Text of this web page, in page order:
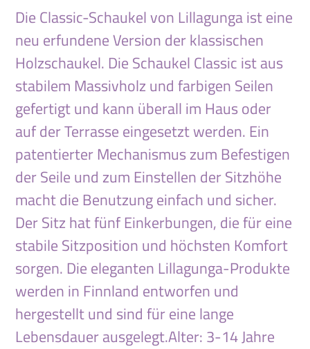
zum
Warenkorb
Die Classic-Schaukel von Lillagunga ist eine
neu erfundene Version der klassischen
Holzschaukel. Die Schaukel Classic ist aus
stabilem Massivholz und farbigen Seilen
gefertigt und kann überall im Haus oder
auf der Terrasse eingesetzt werden. Ein
patentierter Mechanismus zum Befestigen
der Seile und zum Einstellen der Sitzhöhe
macht die Benutzung einfach und sicher.
Der Sitz hat fünf Einkerbungen, die für eine
stabile Sitzposition und höchsten Komfort
sorgen. Die eleganten Lillagunga-Produkte
werden in Finnland entworfen und
hergestellt und sind für eine lange
Lebensdauer ausgelegt.Alter: 3-14 Jahre